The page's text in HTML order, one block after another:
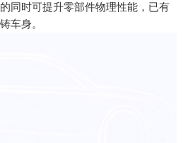
同时可提升零部件物理性能，已有
车身。